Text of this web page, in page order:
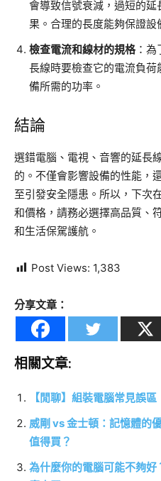
會導致信號衰減，過短的
果。合理的長度能夠保證設
檢查電流和線材的規格：為
長線時要檢查它的電流負
備所需的功率。
結論
選錯電腦、電視、音響的延長
的。不僅會影響設備的性能，
至引發安全隱患。所以，下次
和價格，請務必選擇高品質、
和生活保駕護航。
Post Views: 1,383
分享文章：
相關文章:
【閒聊】組裝電腦常見誤
威剛 vs 金士頓：記憶體的
值得買？
為什麼你的電腦可能不夠